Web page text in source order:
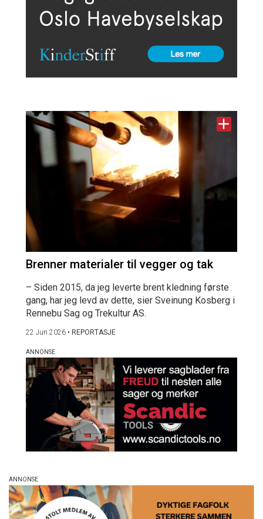
Brenner materialer til vegger og tak
– Siden 2015, da jeg leverte brent kledning første
gang, har jeg levd av dette, sier Sveinung Kosberg i
Rennebu Sag og Trekultur AS.
22 Jun 2026 • REPORTASJE